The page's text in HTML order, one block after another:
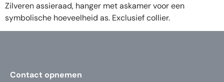
Zilveren assieraad, hanger met askamer voor een
symbolische hoeveelheid as. Exclusief collier.
Contact opnemen